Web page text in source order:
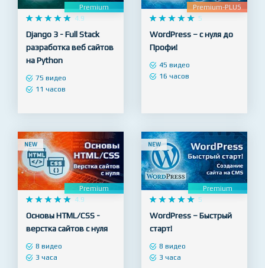
Premium
    
     4.9
Django 3 - Full Stack
разработка веб сайтов
на Python
Premium-PLUS
  
  
WordPress – с нуля до
Профи!
NEW
    
     4.9
Основы HTML/CSS -
верстка сайтов с нуля
NEW
Premium
  
  
WordPress – Быстрый
старт!